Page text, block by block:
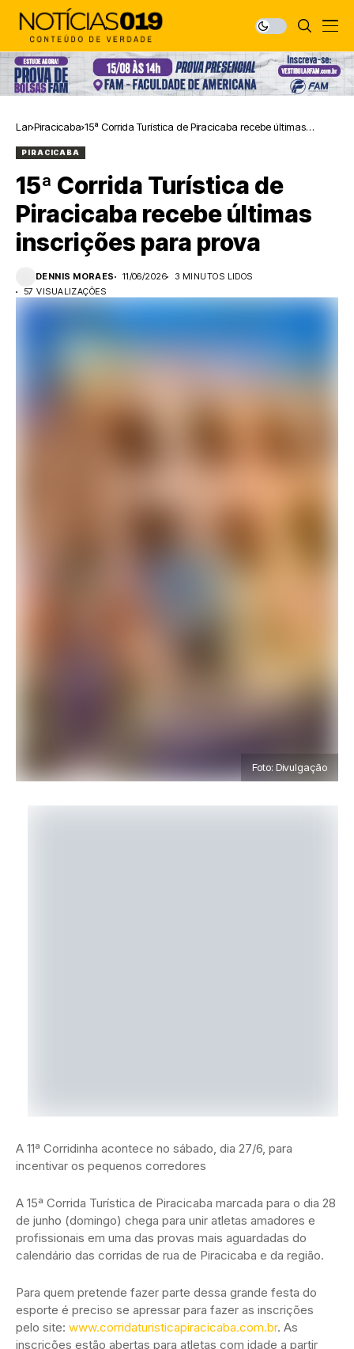
Lar Piracicaba 15ª Corrida Turística de Piracicaba recebe últimas
PIRACICABA
15ª Corrida Turística de
Piracicaba recebe últimas
inscrições para prova
DENNIS MORAES 11/06/2026
3 MINUTOS LIDOS
57 VISUALIZAÇÕES
Foto: Divulgação
A 11ª Corridinha acontece no sábado, dia 27/6, para
incentivar os pequenos corredores
A 15ª Corrida Turística de Piracicaba marcada para o dia 28
de junho (domingo) chega para unir atletas amadores e
profissionais em uma das provas mais aguardadas do
calendário das corridas de rua de Piracicaba e da região.
Para quem pretende fazer parte dessa grande festa do
esporte é preciso se apressar para fazer as inscrições
pelo site: www.corridaturisticapiracicaba.com.br. As
inscrições estão abertas para atletas com idade a partir